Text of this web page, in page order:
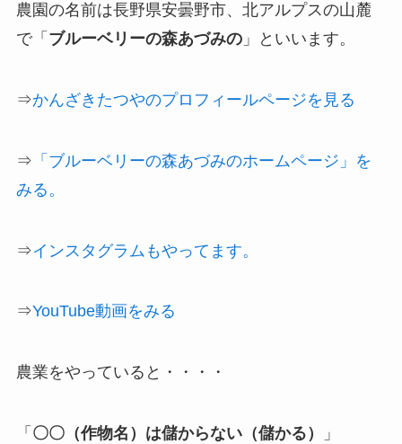
農園の名前は長野県安曇野市、北アルプスの山麓
で「 ブルーベリーの森あづみの」といいます。
⇒かんざきたつやのプロフィールページを見る
⇒ 「ブルーベリーの森あづみのホームページ」を
みる。
⇒インスタグラムもやってます。
⇒YouTube動画をみる
農業をやっていると・・・・
「 〇〇（作物名）は儲からない（儲かる） 」